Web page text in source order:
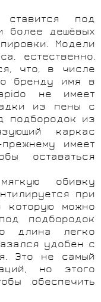
под
более дешёвых
Модели
естественно,
что, в числе
бренду имя в
не имеет
из пены с
подбородок из
каркас
имеет
оставаться
обивку
при
которую можно
подбородок
длина легко
удобен с
Это не самый
но этого
обеспечить